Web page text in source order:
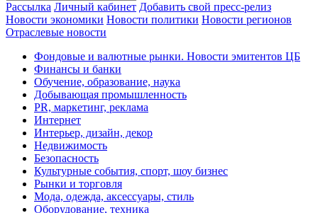
Рассылка Личный кабинет Добавить свой пресс-релиз
Новости экономики Новости политики Новости регионов
Отраслевые новости
Фондовые и валютные рынки. Новости эмитентов ЦБ
Финансы и банки
Обучение, образование, наука
Добывающая промышленность
PR, маркетинг, реклама
Интернет
Интерьер, дизайн, декор
Недвижимость
Безопасность
Культурные события, спорт, шоу бизнес
Рынки и торговля
Мода, одежда, аксессуары, стиль
Оборудование, техника